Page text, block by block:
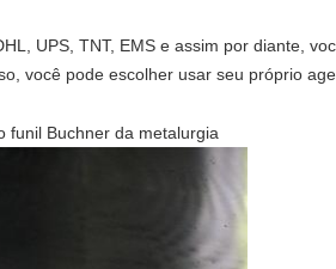
UPS, TNT, EMS e assim por diante,
você pode escolher usar seu próprio